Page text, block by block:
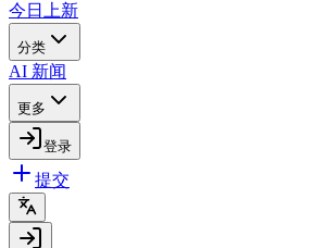
今日上新
分类
AI 新闻
更多
登录
提交